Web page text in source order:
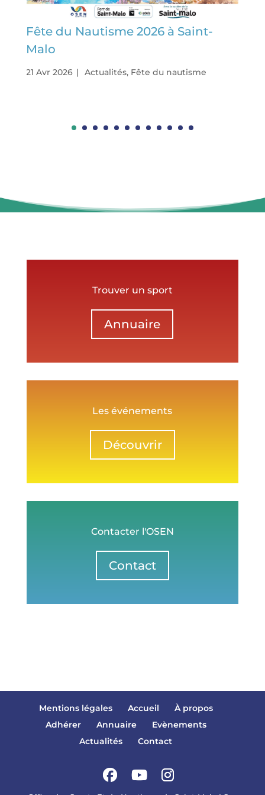
Fête du Nautisme 2026 à Saint-
Malo
21 Avr 2026 | Actualités, Fête du nautisme
Trouver un sport
Annuaire
Les événements
Découvrir
Contacter l'OSEN
Contact
Mentions légales Accueil
À propos
Adhérer
Annuaire
Evènements
Actualités
Contact